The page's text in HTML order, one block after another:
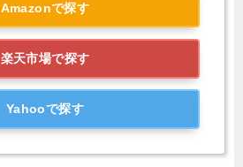
Amazonで探す
楽天市場で探す
Yahooで探す